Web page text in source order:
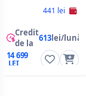
441 lei
Credit
de la 613lei/lună
14 699